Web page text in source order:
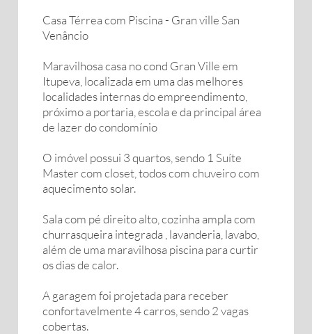
Casa Térrea com Piscina - Gran ville San
Venâncio
Maravilhosa casa no cond Gran Ville em
Itupeva, localizada em uma das melhores
localidades internas do empreendimento,
próximo a portaria, escola e da principal área
de lazer do condomínio
O imóvel possui 3 quartos, sendo 1 Suíte
Master com closet, todos com chuveiro com
aquecimento solar.
Sala com pé direito alto, cozinha ampla com
churrasqueira integrada , lavanderia, lavabo,
além de uma maravilhosa piscina para curtir
os dias de calor.
A garagem foi projetada para receber
confortavelmente 4 carros, sendo 2 vagas
cobertas.